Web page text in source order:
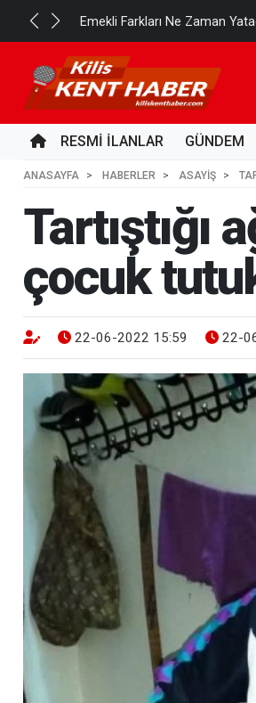
Emekli Farkları Ne Zaman
RESMİ İLANLAR GÜNDEM
ANASAYFA HABERLER ASAYİŞ
Tartıştığı
çocuk
22-06-2022 15:59 22-